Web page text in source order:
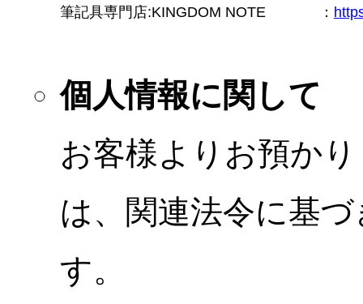
筆記具専門店:KINGDOM NOTE
：
個人情報に関して
お客様よりお預か
は、関連法令に基
す。